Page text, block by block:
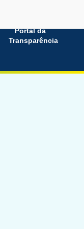
Portal da
Transparência